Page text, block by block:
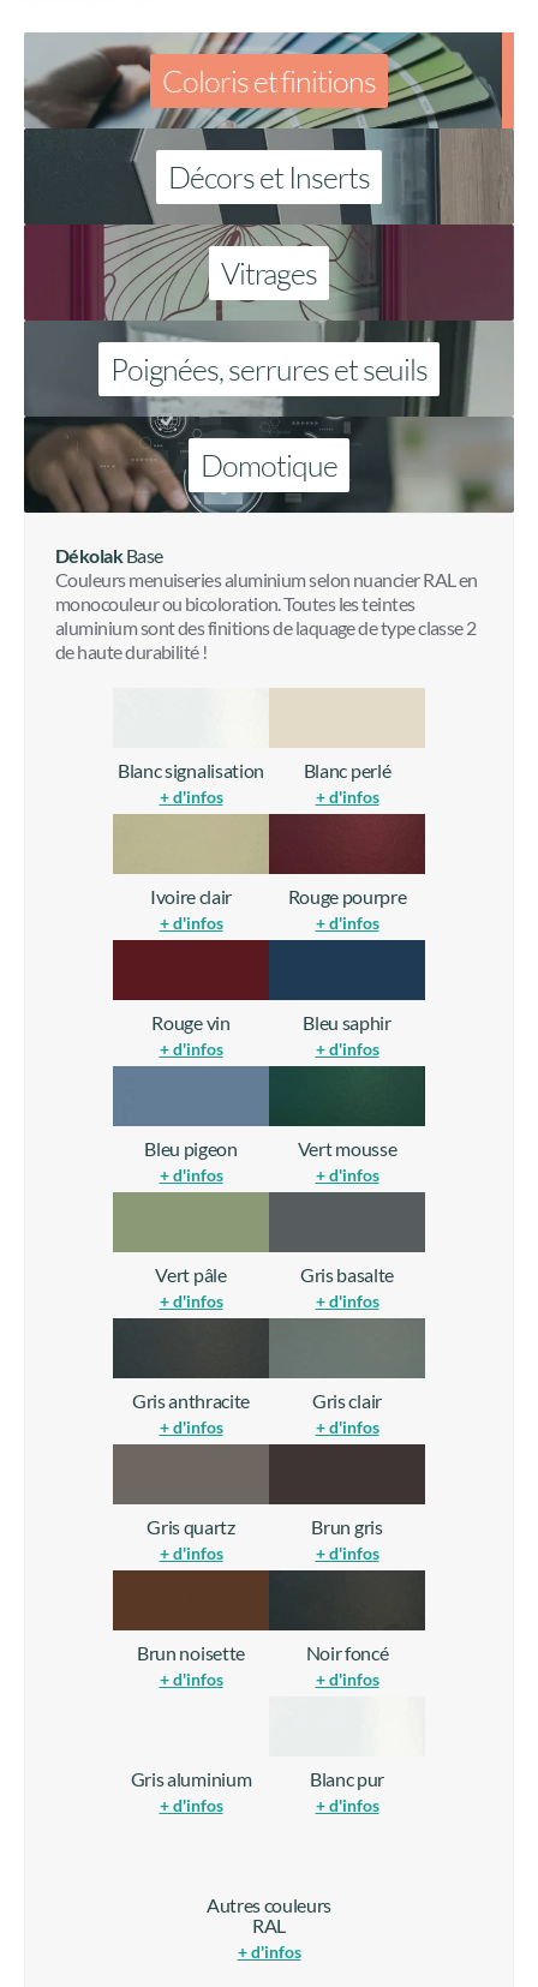
Coloris et finitions
Décors et Inserts
Vitrages
Poignées, serrures et seuils
Domotique
DékolakBase
Couleurs menuiseries aluminium selon nuancier RAL en
monocouleur ou bicoloration. Toutes les teintes
aluminium sont des finitions de laquage de type classe 2
de haute durabilité !
Blanc signalisation
+ d'infos
Blanc perlé
+ d'infos
Ivoire clair
+ d'infos
Rouge pourpre
+ d'infos
Rouge vin
+ d'infos
Bleu saphir
+ d'infos
Bleu pigeon
+ d'infos
Vert mousse
+ d'infos
Vert pâle
+ d'infos
Gris basalte
+ d'infos
Gris anthracite
+ d'infos
Gris clair
+ d'infos
Gris quartz
+ d'infos
Brun gris
+ d'infos
Brun noisette
+ d'infos
Noir foncé
+ d'infos
Gris aluminium
+ d'infos
Blanc pur
+ d'infos
Autres couleurs
RAL
+ d'infos